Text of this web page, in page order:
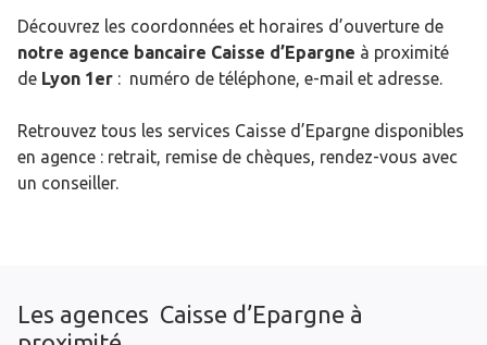
Découvrez les coordonnées et horaires d’ouverture de
notre agence bancaire Caisse d’Epargne à proximité
de Lyon 1er : numéro de téléphone, e-mail et adresse.
Retrouvez tous les services Caisse d’Epargne disponibles
en agence : retrait, remise de chèques, rendez-vous avec
un conseiller.
Les agences Caisse d’Epargne à